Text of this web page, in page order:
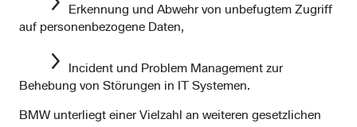
Erkennung und Abwehr von unbefugtem Zugriff
auf personenbezogene Daten,
Incident und Problem Management zur
Behebung von Störungen in IT Systemen.
BMW unterliegt einer Vielzahl an weiteren gesetzlichen